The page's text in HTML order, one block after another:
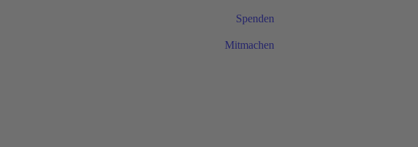
Spenden
Mitmachen